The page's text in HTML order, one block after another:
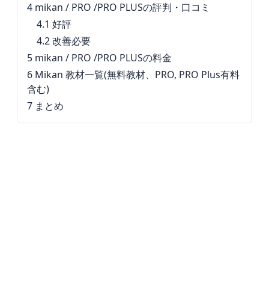
4 mikan / PRO /PRO PLUSの評判・口コミ
4.1 好評
4.2改善必要
5 mikan / PRO /PRO PLUSの料金
6 Mikan 教材一覧(無料教材、PRO, PRO Plus有料
含む)
7 まとめ